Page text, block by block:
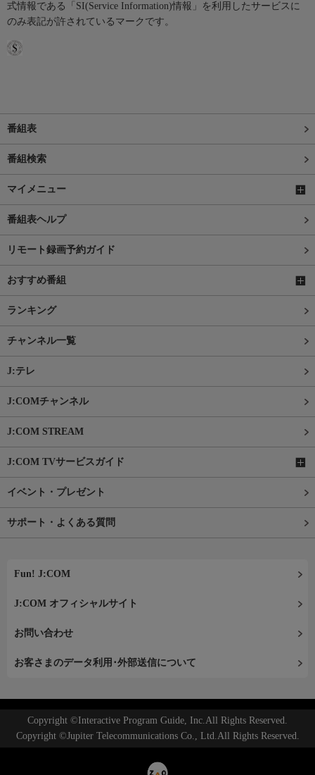
式情報である「SI(Service Information)情報」を利用したサービスに
のみ表記が許されているマークです。
番組表
番組検索
マイメニュー
番組表ヘルプ
リモート録画予約ガイド
おすすめ番組
ランキング
チャンネル一覧
J:テレ
J:COMチャンネル
J:COM STREAM
J:COM TVサービスガイド
イベント・プレゼント
サポート・よくある質問
Fun! J:COM
J:COM オフィシャルサイト
お問い合わせ
お客さまのデータ利用･外部送信について
Copyright ©Interactive Program Guide, Inc.All Rights Reserved.
Copyright ©Jupiter Telecommunications Co., Ltd.All Rights Reserved.